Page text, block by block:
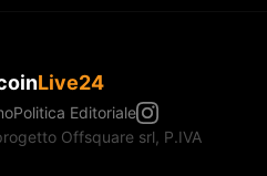
Live24
Politica Editoriale
Offsquare srl, P.IVA